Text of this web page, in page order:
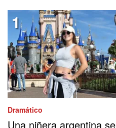
Dramático
Una niñera argentina se